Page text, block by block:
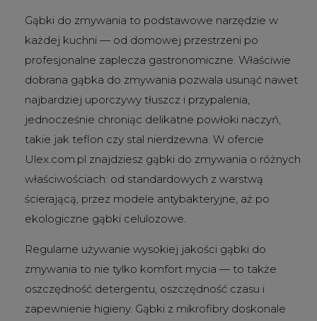
Gąbki do zmywania to podstawowe narzędzie w
każdej kuchni — od domowej przestrzeni po
profesjonalne zaplecza gastronomiczne. Właściwie
dobrana gąbka do zmywania pozwala usunąć nawet
najbardziej uporczywy tłuszcz i przypalenia,
jednocześnie chroniąc delikatne powłoki naczyń,
takie jak teflon czy stal nierdzewna. W ofercie
Ulex.com.pl znajdziesz gąbki do zmywania o różnych
właściwościach: od standardowych z warstwą
ścierającą, przez modele antybakteryjne, aż po
ekologiczne gąbki celulozowe.
Regularne używanie wysokiej jakości gąbki do
zmywania to nie tylko komfort mycia — to także
oszczędność detergentu, oszczędność czasu i
zapewnienie higieny. Gąbki z mikrofibry doskonale